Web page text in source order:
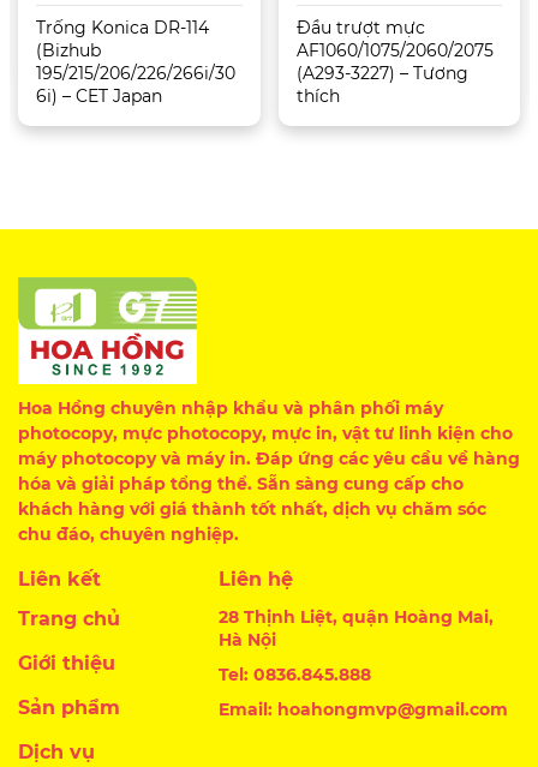
Trống Konica DR-114
(Bizhub
195/215/206/226/266i/30
6i) – CET Japan
Đầu trượt mực
AF1060/1075/2060/2075
(A293-3227) – Tương
thích
Hoa Hồng chuyên nhập khẩu và phân phối máy
photocopy, mực photocopy, mực in, vật tư linh kiện cho
máy photocopy và máy in. Đáp ứng các yêu cầu về hàng
hóa và giải pháp tổng thể. Sẵn sàng cung cấp cho
khách hàng với giá thành tốt nhất, dịch vụ chăm sóc
chu đáo, chuyên nghiệp.
Liên kết
Trang chủ
Giới thiệu
Sản phẩm
Dịch vụ
Liên hệ
28 Thịnh Liệt, quận Hoàng Mai,
Hà Nội
Tel: 0836.845.888
Email: hoahongmvp@gmail.com